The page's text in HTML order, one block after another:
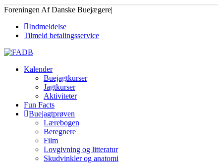
Foreningen Af Danske Buejægere|
Indmeldelse
Tilmeld betalingsservice
Kalender
Buejagtkurser
Jagtkurser
Aktiviteter
Fun Facts
Buejagtprøven
Lærebogen
Beregnere
Film
Lovgivning og litteratur
Skudvinkler og anatomi